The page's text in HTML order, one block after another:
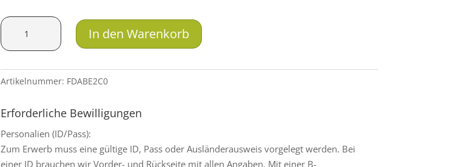
SAX
SR
7x57
6.8g
In den Warenkorb
Artikelnummer: FDABE2C0
Erforderliche Bewilligungen
Personalien (ID/Pass):
Zum Erwerb muss eine gültige ID, Pass oder Ausländerausweis vorgelegt werden. Bei
einer ID brauchen wir Vorder- und Rückseite mit allen Angaben. Mit einer B-